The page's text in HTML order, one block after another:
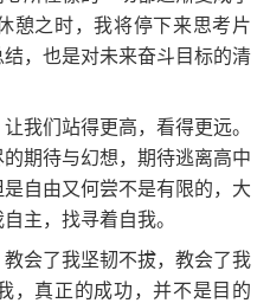
憩之时，我将停下来思考片
，也是对未来奋斗目标的清
我们站得更高，看得更远。
期待与幻想，期待逃离高中
自由又何尝不是有限的，大
主，找寻着自我。
会了我坚韧不拔，教会了我
，真正的成功，并不是目的